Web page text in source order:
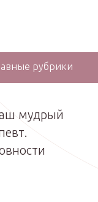
рубрики
мудрый